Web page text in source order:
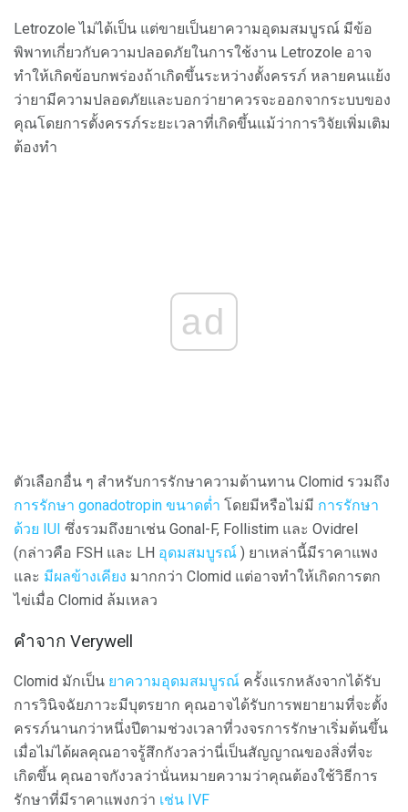
Letrozole ไม่ได้เป็น แต่ขายเป็นยาความอุดมสมบูรณ์ มีข้อ
พิพาทเกี่ยวกับความปลอดภัยในการใช้งาน Letrozole อาจ
ทำให้เกิดข้อบกพร่องถ้าเกิดขึ้นระหว่างตั้งครรภ์ หลายคนแย้ง
ว่ายามีความปลอดภัยและบอกว่ายาควรจะออกจากระบบของ
คุณโดยการตั้งครรภ์ระยะเวลาที่เกิดขึ้นแม้ว่าการวิจัยเพิ่มเติม
ต้องทำ
ad
ตัวเลือกอื่น ๆ สำหรับการรักษาความต้านทาน Clomid รวมถึง
การรักษา gonadotropin ขนาดต่ำ โดยมีหรือไม่มี การรักษา
ด้วย IUI ซึ่งรวมถึงยาเช่น Gonal-F, Follistim และ Ovidrel
(กล่าวคือ FSH และ LH อุดมสมบูรณ์ ) ยาเหล่านี้มีราคาแพง
และ มีผลข้างเคียง มากกว่า Clomid แต่อาจทำให้เกิดการตก
ไข่เมื่อ Clomid ล้มเหลว
คำจาก Verywell
Clomid มักเป็น ยาความอุดมสมบูรณ์ ครั้งแรกหลังจากได้รับ
การวินิจฉัยภาวะมีบุตรยาก คุณอาจได้รับการพยายามที่จะตั้ง
ครรภ์นานกว่าหนึ่งปีตามช่วงเวลาที่วงจรการรักษาเริ่มต้นขึ้น
เมื่อไม่ได้ผลคุณอาจรู้สึกกังวลว่านี่เป็นสัญญาณของสิ่งที่จะ
เกิดขึ้น คุณอาจกังวลว่านั่นหมายความว่าคุณต้องใช้วิธีการ
รักษาที่มีราคาแพงกว่า เช่น IVF